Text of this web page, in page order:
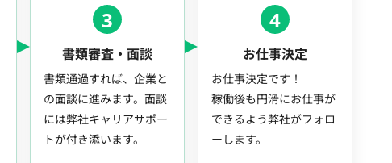
3
書類審査・面談
書類通過すれば、企業と
の面談に進みます。面談
には弊社キャリアサポー
トが付き添います。
4
お仕事決定
お仕事決定です！
稼働後も円滑にお仕事が
できるよう弊社がフォロ
ーします。